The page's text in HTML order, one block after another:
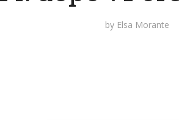
by Elsa Morante